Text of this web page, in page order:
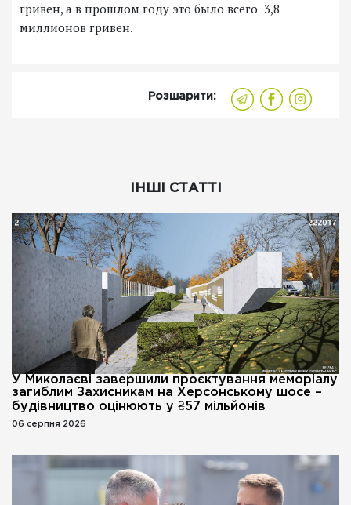
гривен, а в прошлом году это было всего 3,8
миллионов гривен.
Розшарити:
ІНШІ СТАТТІ
У Миколаєві завершили проєктування меморіалу
загиблим Захисникам на Херсонському шосе –
будівництво оцінюють у ₴57 мільйонів
06 серпня 2026